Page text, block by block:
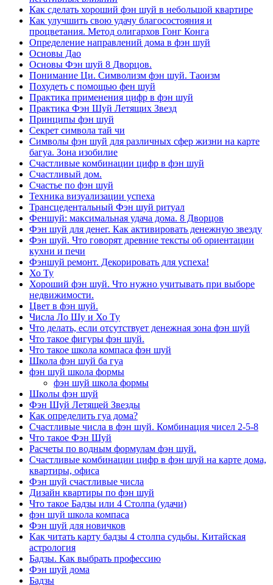
Как сделать хороший фэн шуй в небольшой квартире
Как улучшить свою удачу благосостояния и
процветания. Метод олигархов Гонг Конга
Определение направлений дома в фэн шуй
Основы Дао
Основы Фэн шуй 8 Дворцов.
Понимание Ци. Символизм фэн шуй. Таоизм
Похудеть с помощью фен шуй
Практика применения цифр в фэн шуй
Практика Фэн Шуй Летящих Звезд
Принципы фэн шуй
Секрет символа тай чи
Символы фэн шуй для различных сфер жизни на карте
багуа. Зона изобилие
Счастливые комбинации цифр в фэн шуй
Счастливый дом.
Счастье по фэн шуй
Техника визуализации успеха
Трансцедентальный Фэн шуй ритуал
Феншуй: максимальная удача дома. 8 Дворцов
Фэн шуй для денег. Как активировать денежную звезду
Фэн шуй. Что говорят древние тексты об ориентации
кухни и печи
Фэншуй ремонт. Декорировать для успеха!
Хо Ту
Хороший фэн шуй. Что нужно учитывать при выборе
недвижимости.
Цвет в фэн шуй.
Числа Ло Шу и Хо Ту
Что делать, если отсутствует денежная зона фэн шуй
Что такое фигуры фэн шуй.
Что такое школа компаса фэн шуй
Школа фэн шуй ба гуа
фэн шуй школа формы
фэн шуй школа формы
Школы фэн шуй
Фэн Шуй Летящей Звезды
Как определить гуа дома?
Счастливые числа в фэн шуй. Комбинация чисел 2-5-8
Что такое Фэн Шуй
Расчеты по водным формулам фэн шуй.
Счастливые комбинации цифр в фэн шуй на карте дома,
квартиры, офиса
Фэн шуй счастливые числа
Дизайн квартиры по фэн шуй
Что такое Бадзы или 4 Столпа (удачи)
фэн шуй школа компаса
Фэн шуй для новичков
Как читать карту бадзы 4 столпа судьбы. Китайская
астрология
Бадзы. Как выбрать профессию
Фэн шуй дома
Бадзы